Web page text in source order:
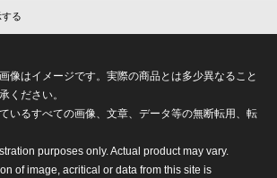
る
像はイメージです。実際の商品とは多少異なること
ください。
いるすべての画像、文章、データ等の無断転用、転
purposes only. Actual product may vary.
of image, acritical or data from this site is